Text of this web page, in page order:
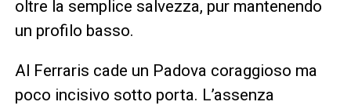
oltre la semplice salvezza, pur mantenendo
un profilo basso.
Al Ferraris cade un Padova coraggioso ma
poco incisivo sotto porta. L’assenza